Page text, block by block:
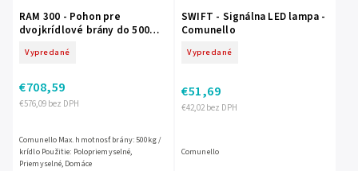
RAM 300 - Pohon pre
dvojkrídlové brány do 500
Vypredané
€576,09 bez DPH
€708,59
Comunello Max. hmotnosť brány: 500kg /
krídlo Použitie: Polopriemyselné,
Priemyselné, Domáce
SWIFT - Signálna LED lampa -
Comunello
Vypredané
€42,02 bez DPH
€51,69
Comunello